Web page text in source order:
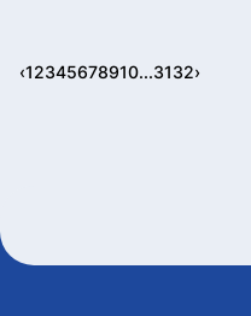
‹12345678910...3132›